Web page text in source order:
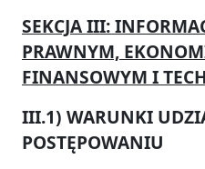
SEKCJA III:
PRAWNYM,
FINANSOWYM I
III.1) WARUNKI
POSTĘPOWANIU